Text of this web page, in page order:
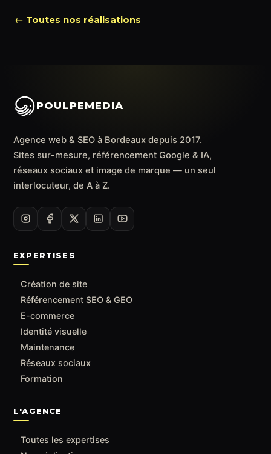
← Toutes nos réalisations
POULPEMEDIA
Agence web & SEO à Bordeaux depuis 2017.
Sites sur-mesure, référencement Google & IA,
réseaux sociaux et image de marque — un seul
interlocuteur, de A à Z.
EXPERTISES
Création de site
Référencement SEO & GEO
E-commerce
Identité visuelle
Maintenance
Réseaux sociaux
Formation
L'AGENCE
Toutes les expertises